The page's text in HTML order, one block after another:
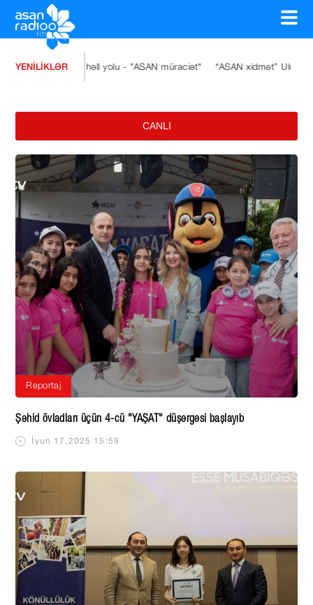
YENİLİKLƏR
həll yolu - "ASAN müraciət" “ASAN xidmət” Ulu Öndərin xatirəsinə
CANLI
Şəhid övladları üçün 4-cü "YAŞAT" düşərgəsi başlayıb
İyun 17,2025 15:59
Reportaj